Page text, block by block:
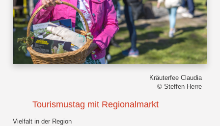
Kräuterfee Claudia
© Steffen Herre
Tourismustag mit Regionalmarkt
Vielfalt in der Region